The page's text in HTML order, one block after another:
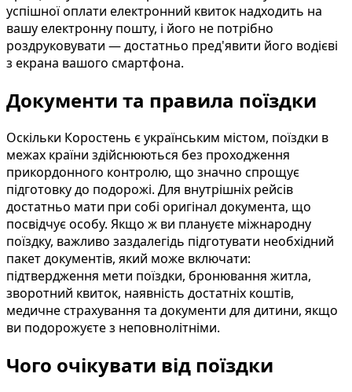
успішної оплати електронний квиток надходить на
вашу електронну пошту, і його не потрібно
роздруковувати — достатньо пред'явити його водієві
з екрана вашого смартфона.
Документи та правила поїздки
Оскільки Коростень є українським містом, поїздки в
межах країни здійснюються без проходження
прикордонного контролю, що значно спрощує
підготовку до подорожі. Для внутрішніх рейсів
достатньо мати при собі оригінал документа, що
посвідчує особу. Якщо ж ви плануєте міжнародну
поїздку, важливо заздалегідь підготувати необхідний
пакет документів, який може включати:
підтвердження мети поїздки, бронювання житла,
зворотний квиток, наявність достатніх коштів,
медичне страхування та документи для дитини, якщо
ви подорожуєте з неповнолітніми.
Чого очікувати від поїздки